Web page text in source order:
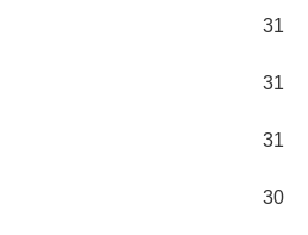
31
31
31
30